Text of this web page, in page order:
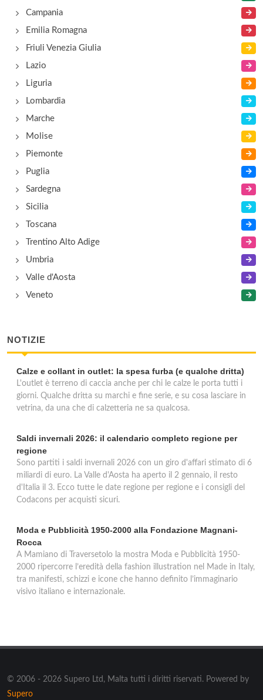
Campania
Emilia Romagna
Friuli Venezia Giulia
Lazio
Liguria
Lombardia
Marche
Molise
Piemonte
Puglia
Sardegna
Sicilia
Toscana
Trentino Alto Adige
Umbria
Valle d'Aosta
Veneto
NOTIZIE
Calze e collant in outlet: la spesa furba (e qualche dritta)
L'outlet è terreno di caccia anche per chi le calze le porta tutti i
giorni. Qualche dritta su marchi e fine serie, e su cosa lasciare in
vetrina, da una che di calzetteria ne sa qualcosa.
Saldi invernali 2026: il calendario completo regione per
regione
Sono partiti i saldi invernali 2026 con un giro d'affari stimato di 6
miliardi di euro. La Valle d'Aosta ha aperto il 2 gennaio, il resto
d'Italia il 3. Ecco tutte le date regione per regione e i consigli del
Codacons per acquisti sicuri.
Moda e Pubblicità 1950-2000 alla Fondazione Magnani-
Rocca
A Mamiano di Traversetolo la mostra Moda e Pubblicità 1950-
2000 ripercorre l’eredità della fashion illustration nel Made in Italy,
tra manifesti, schizzi e icone che hanno definito l’immaginario
visivo italiano e internazionale.
© 2006 - 2026 Supero Ltd, Malta tutti i diritti riservati. Powered by
Supero